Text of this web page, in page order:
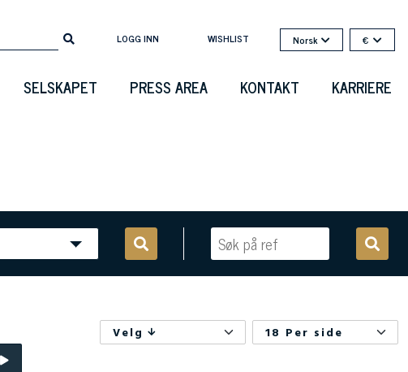
LOGG INN WISHLIST Norsk €
SELSKAPET PRESS AREA KONTAKT KARRIERE
Velg 18 Per side